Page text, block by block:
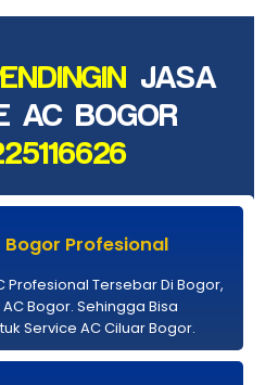
JASA
AC BOGOR
Bogor Profesional
Profesional Tersebar Di Bogor,
Bogor. Sehingga Bisa
Service AC Ciluar Bogor.